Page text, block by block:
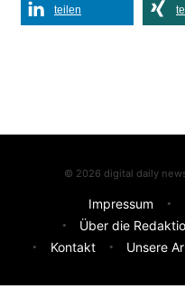
teilen
© 2026 digital daily
Impressum
Über die
Kontakt
Unsere